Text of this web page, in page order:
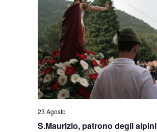
S.Maurizio, patrono degli alpini
23 Agosto